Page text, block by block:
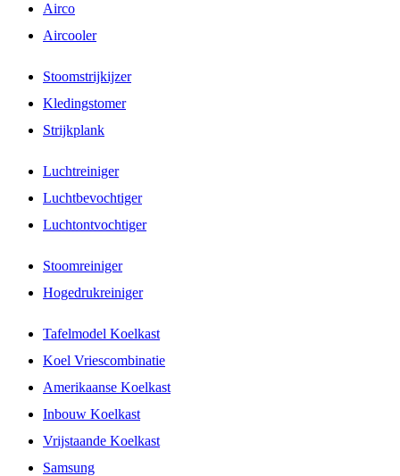
Airco
Aircooler
Stoomstrijkijzer
Kledingstomer
Strijkplank
Luchtreiniger
Luchtbevochtiger
Luchtontvochtiger
Stoomreiniger
Hogedrukreiniger
Tafelmodel Koelkast
Koel Vriescombinatie
Amerikaanse Koelkast
Inbouw Koelkast
Vrijstaande Koelkast
Samsung